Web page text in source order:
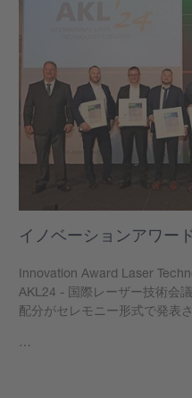
イノベーションアワー
Innovation Award Laser
AKL24 - 国際レーザー技術会
配分がセレモニー形式で発表
…